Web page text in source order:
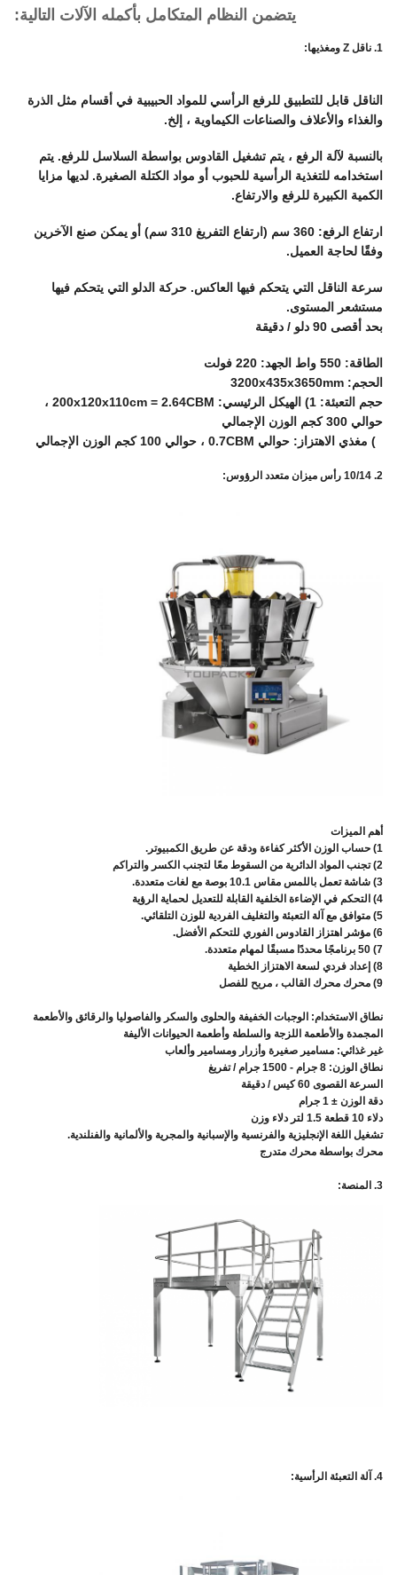
يتضمن النظام المتكامل بأكمله الآلات التالية:
1. ناقل Z ومغذيها:
الناقل قابل للتطبيق للرفع الرأسي للمواد الحبيبية في أقسام مثل الذرة
والغذاء والأعلاف والصناعات الكيماوية ، إلخ.
بالنسبة لآلة الرفع ، يتم تشغيل القادوس بواسطة السلاسل للرفع. يتم
استخدامه للتغذية الرأسية للحبوب أو مواد الكتلة الصغيرة. لديها مزايا
الكمية الكبيرة للرفع والارتفاع.
ارتفاع الرفع: 360 سم (ارتفاع التفريغ 310 سم) أو يمكن صنع الآخرين
وفقًا لحاجة العميل.
سرعة الناقل التي يتحكم فيها العاكس. حركة الدلو التي يتحكم فيها
مستشعر المستوى.
بحد أقصى 90 دلو / دقيقة
الطاقة: 550 واط الجهد: 220 فولت
الحجم: 3200x435x3650mm
حجم التعبئة: 1) الهيكل الرئيسي: 200x120x110cm = 2.64CBM ،
حوالي 300 كجم الوزن الإجمالي
2. 10/14 رأس ميزان متعدد الرؤوس:
أهم الميزات
1) حساب الوزن الأكثر كفاءة ودقة عن طريق الكمبيوتر.
2) تجنب المواد الدائرية من السقوط معًا لتجنب الكسر والتراكم
3) شاشة تعمل باللمس مقاس 10.1 بوصة مع لغات متعددة.
4) التحكم في الإضاءة الخلفية القابلة للتعديل لحماية الرؤية
5) متوافق مع آلة التعبئة والتغليف الفردية للوزن التلقائي.
6) مؤشر اهتزاز القادوس الفوري للتحكم الأفضل.
7) 50 برنامجًا محددًا مسبقًا لمهام متعددة.
8) إعداد فردي لسعة الاهتزاز الخطية
9) محرك محرك القالب ، مريح للفصل
نطاق الاستخدام: الوجبات الخفيفة والحلوى والسكر والفاصوليا والرقائق والأطعمة
المجمدة والأطعمة اللزجة والسلطة وأطعمة الحيوانات الأليفة
غير غذائي: مسامير صغيرة وأزرار ومسامير وألعاب
نطاق الوزن: 8 جرام - 1500 جرام / تفريغ
السرعة القصوى 60 كيس / دقيقة
دقة الوزن ± 1 جرام
دلاء 10 قطعة 1.5 لتر دلاء وزن
تشغيل اللغة الإنجليزية والفرنسية والإسبانية والمجرية والألمانية والفنلندية.
محرك بواسطة محرك متدرج
3. المنصة:
4. آلة التعبئة الرأسية: